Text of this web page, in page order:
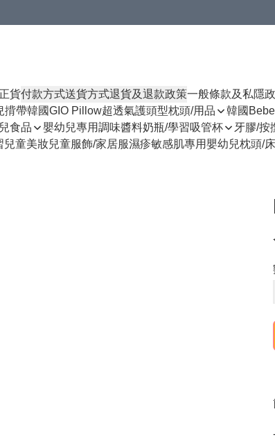
貨付款方式送貨方式退貨及退款政策一般條款及私隱
揹帶韓國GIO Pillow超透氣護頭型枕頭/用品 韓國
食品 嬰幼兒專用調味醬料奶瓶/學習吸管杯 牙膠/按
兒童美妝兒童服飾/家居服濕疹敏感肌專用嬰幼兒枕頭/